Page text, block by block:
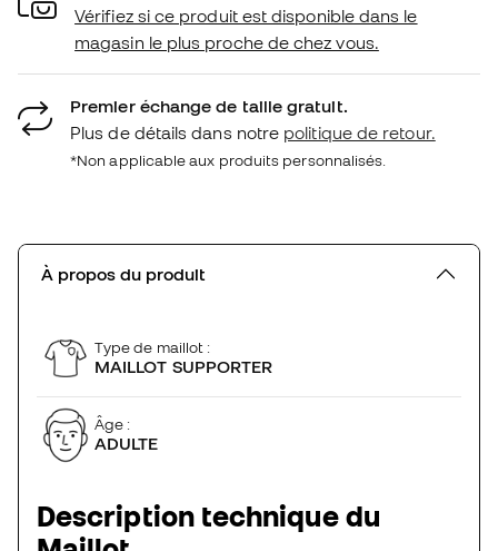
Vérifiez si ce produit est disponible dans le
magasin le plus proche de chez vous.
Premier échange de taille gratuit.
Plus de détails dans notre politique de retour.
*Non applicable aux produits personnalisés.
À propos du produit
Type de maillot :
MAILLOT SUPPORTER
Âge :
ADULTE
Description technique du